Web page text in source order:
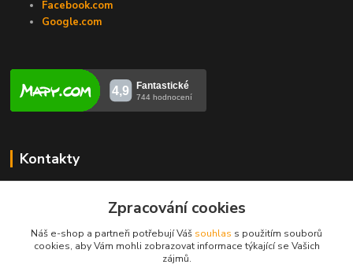
Facebook.com
Google.com
Kontakty
+420731448913
info@opravakotlu.cz
Zpracování cookies
Náš e-shop a partneři potřebují Váš souhlas s použitím souborů
cookies, aby Vám mohli zobrazovat informace týkající se Vašich
zájmů.